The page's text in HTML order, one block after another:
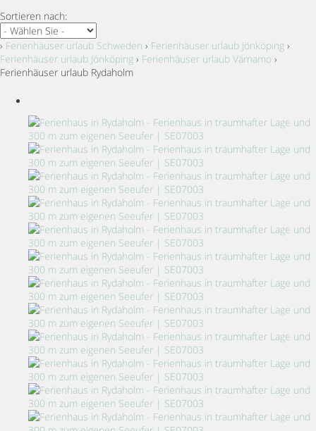
Sortieren nach:
› Ferienhäuser urlaub Schweden › Ferienhäuser urlaub Jönköping ›
Ferienhäuser urlaub Jönköping › Ferienhäuser urlaub Värnamo ›
Ferienhäuser urlaub Rydaholm